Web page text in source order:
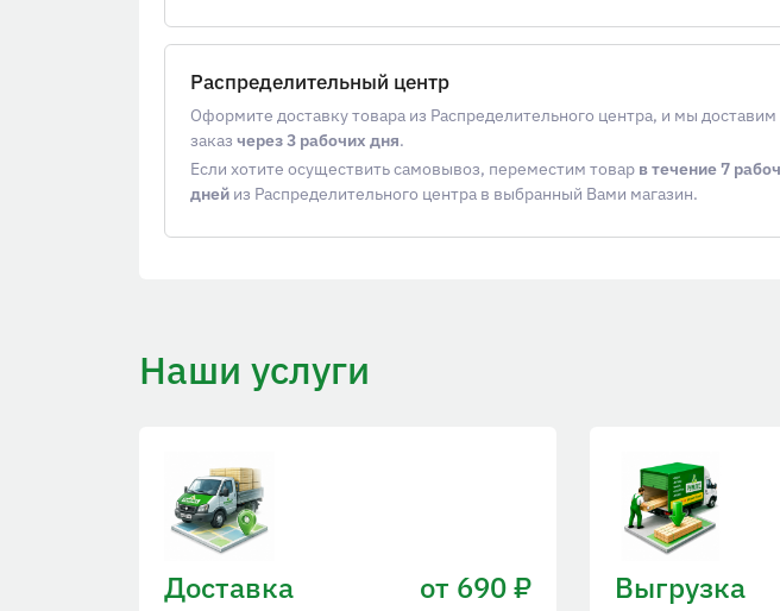
Распределительный центр
Оформите доставку товара из Распределительного центра, и мы доставим
заказ через 3 рабочих дня.
Если хотите осуществить самовывоз, переместим товар в течение 7
дней из Распределительного центра в выбранный Вами магазин.
Наши услуги
Доставка от 690 ₽ Выгрузка